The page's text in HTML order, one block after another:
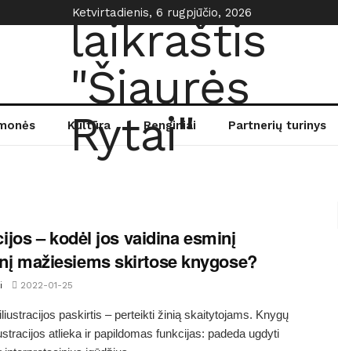
Ketvirtadienis, 6 rugpjūčio, 2026
Kultūra Renginiai Partnerių turinys
– kodėl jos vaidina esminį
mažiesiems skirtose knygose?
2022-01-25
paskirtis – perteikti žinią skaitytojams. Knygų
atlieka ir papildomas funkcijas: padeda ugdyti